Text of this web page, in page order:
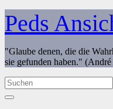
Zum
Inhalt
springen
Peds
"Glaube denen, die die
sie gefunden haben."